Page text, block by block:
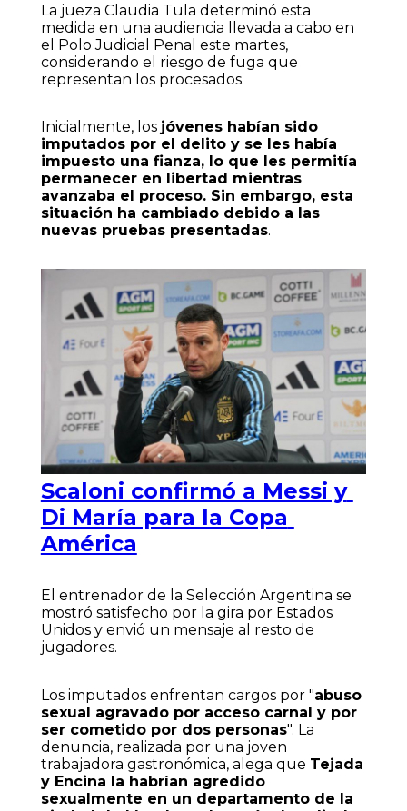
La jueza Claudia Tula determinó esta
medida en una audiencia llevada a cabo en
el Polo Judicial Penal este martes,
considerando el riesgo de fuga que
representan los procesados.
Inicialmente, los jóvenes habían sido
imputados por el delito y se les había
impuesto una fianza, lo que les permitía
permanecer en libertad mientras
avanzaba el proceso. Sin embargo, esta
situación ha cambiado debido a las
nuevas pruebas presentadas.
Scaloni confirmó a Messi y
Di María para la Copa
América
El entrenador de la Selección Argentina se
mostró satisfecho por la gira por Estados
Unidos y envió un mensaje al resto de
jugadores.
Los imputados enfrentan cargos por "abuso
sexual agravado por acceso carnal y por
ser cometido por dos personas". La
denuncia, realizada por una joven
trabajadora gastronómica, alega que Tejada
y Encina la habrían agredido
sexualmente en un departamento de la